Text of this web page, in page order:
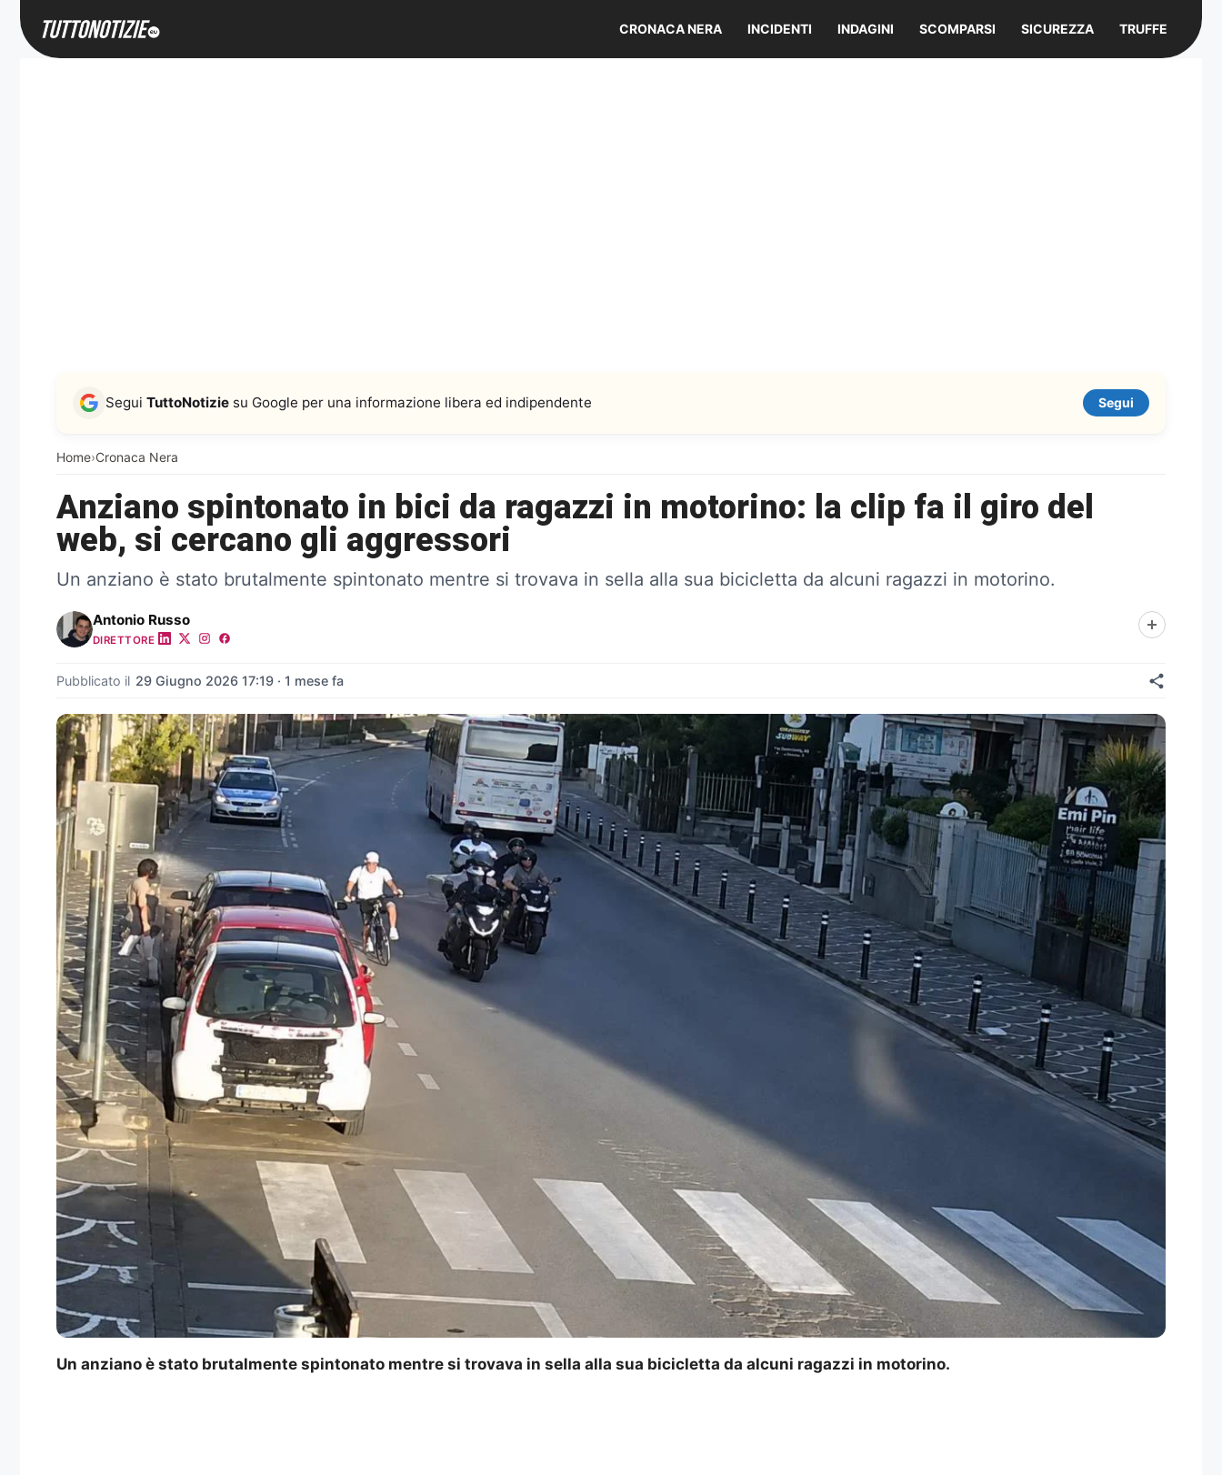
contenuto
CRONACA NERA INCIDENTI INDAGINI SCOMPARSI SICUREZZA TRUFFE
Home›Cronaca Nera
Segui TuttoNotizie su Google per una informazione libera ed indipendente Segui
Anziano spintonato in bici da ragazzi in motorino: la clip fa il giro del
web, si cercano gli aggressori
Un anziano è stato brutalmente spintonato mentre si trovava in sella alla sua bicicletta da alcuni ragazzi in motorino.
Antonio Russo
DIRETTORE
Pubblicato il 29 Giugno 2026 17:19 · 1 mese fa
Un anziano è stato brutalmente spintonato mentre si trovava in sella alla sua bicicletta da alcuni ragazzi in motorino.